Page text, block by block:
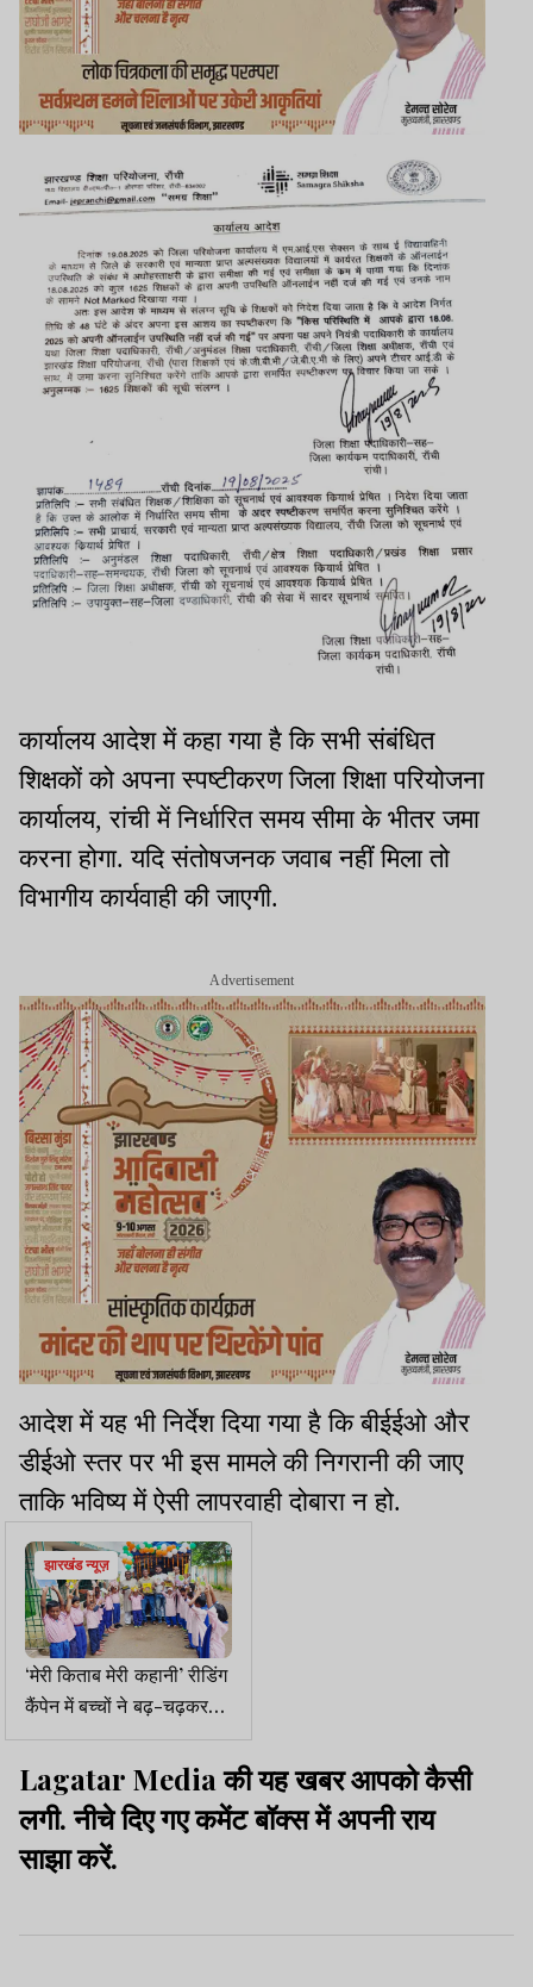
कार्यालय आदेश में कहा गया है कि सभी संबंधित
शिक्षकों को अपना स्पष्टीकरण जिला शिक्षा परियोजना
कार्यालय, रांची में निर्धारित समय सीमा के भीतर जमा
करना होगा. यदि संतोषजनक जवाब नहीं मिला तो
विभागीय कार्यवाही की जाएगी.
Advertisement
आदेश में यह भी निर्देश दिया गया है कि बीईईओ और
डीईओ स्तर पर भी इस मामले की निगरानी की जाए
ताकि भविष्य में ऐसी लापरवाही दोबारा न हो.
झारखंड न्यूज़
‘मेरी किताब मेरी कहानी’ रीडिंग
कैंपेन में बच्चों ने बढ़-चढ़कर
लिया हिस्सा
Lagatar Media की यह खबर आपको कैसी
लगी. नीचे दिए गए कमेंट बॉक्स में अपनी राय
साझा करें.